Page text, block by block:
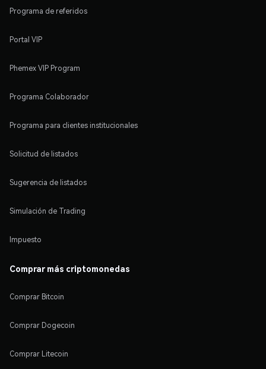
Programa de referidos
Portal VIP
Phemex VIP Program
Programa Colaborador
Programa para clientes institucionales
Solicitud de listados
Sugerencia de listados
Simulación de Trading
Impuesto
Comprar más criptomonedas
Comprar Bitcoin
Comprar Dogecoin
Comprar Litecoin